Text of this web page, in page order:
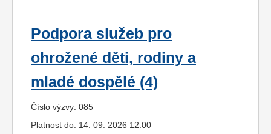
Podpora služeb pro
ohrožené děti, rodiny a
mladé dospělé (4)
Číslo výzvy: 085
Platnost do: 14. 09. 2026 12:00